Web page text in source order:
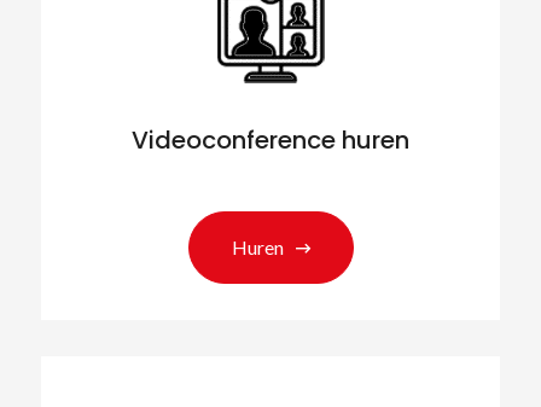
Videoconference huren
Huren